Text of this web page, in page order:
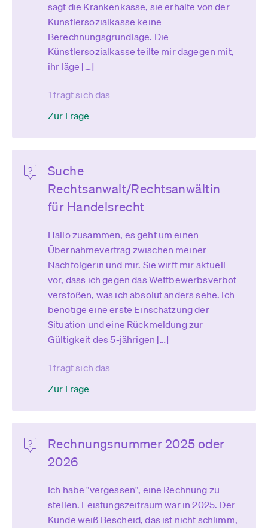
sagt die Krankenkasse, sie erhalte von der
Künstlersozialkasse keine
Berechnungsgrundlage. Die
Künstlersozialkasse teilte mir dagegen mit,
ihr läge […]
1 fragt sich das
Zur Frage
Suche
Rechtsanwalt/Rechtsanwältin
für Handelsrecht
Hallo zusammen, es geht um einen
Übernahmevertrag zwischen meiner
Nachfolgerin und mir. Sie wirft mir aktuell
vor, dass ich gegen das Wettbewerbsverbot
verstoßen, was ich absolut anders sehe. Ich
benötige eine erste Einschätzung der
Situation und eine Rückmeldung zur
Gültigkeit des 5-jährigen […]
1 fragt sich das
Zur Frage
Rechnungsnummer 2025 oder
2026
Ich habe "vergessen", eine Rechnung zu
stellen. Leistungszeitraum war in 2025. Der
Kunde weiß Bescheid, das ist nicht schlimm,